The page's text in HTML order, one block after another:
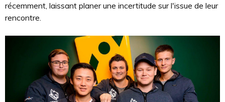
récemment, laissant planer une incertitude sur l'issue de leur
rencontre.